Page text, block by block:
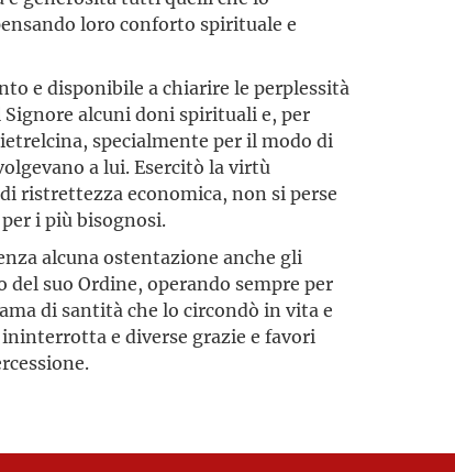
loro conforto spirituale e
e disponibile a chiarire le perplessità
alcuni doni spirituali e, per
specialmente per il modo di
a lui. Esercitò la virtù
ristrettezza economica, non si perse
i più bisognosi.
alcuna ostentazione anche gli
suo Ordine, operando sempre per
di santità che lo circondò in vita e
e diverse grazie e favori